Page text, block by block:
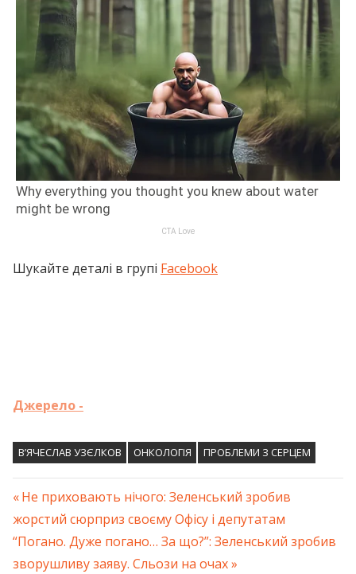
Шукайте деталі в групі Facebook
Джерело -
В’ЯЧЕСЛАВ УЗЄЛКОВ ОНКОЛОГІЯ ПРОБЛЕМИ З СЕРЦЕМ
Навігація
записів
Previous
Post:
Не приховають нічого: Зеленський зробив
жорстий сюрприз своєму Офісу і депутатам
Next
Post:
“Погано. Дуже погано… За що?”: Зеленський зробив
зворушливу заяву. Сльози на очах